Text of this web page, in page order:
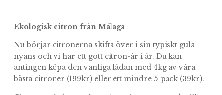
Ekologisk citron från Málaga
Nu börjar citronerna skifta över i sin typiskt gula
nyans och vi har ett gott citron-år i år. Du kan
antingen köpa den vanliga lådan med 4kg av våra
bästa citroner (199kr) eller ett mindre 5-pack (39kr).